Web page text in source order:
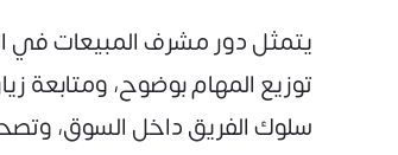
يتمثل دور مشرف المبيعات في
توزيع المهام بوضوح، ومتابعة
سلوك الفريق داخل السوق،